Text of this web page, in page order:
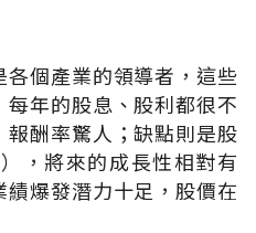
個產業的領導者，這些
年的股息、股利都很不
酬率驚人；缺點則是股
，將來的成長性相對有
爆發潛力十足，股價在